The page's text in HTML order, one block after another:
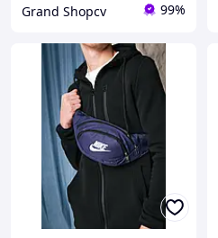
Grand Shopcv 99%